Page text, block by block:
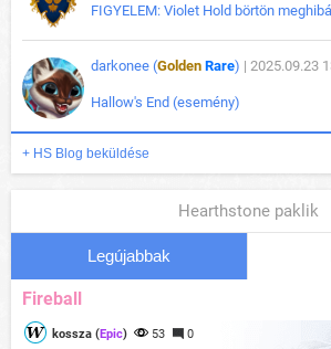
FIGYELEM: Violet Hold börtön
darkonee (Golden Rare) | 2025.09.23
Hallow's End (esemény)
+ HS Blog beküldése
Hearthstone paklik
Legújabbak
Fireball
kossza (Epic) 53 0